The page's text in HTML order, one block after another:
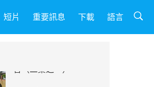
短片 重要訊息 下載 語言
二月全球災害
4041次觀看
害（二集之一）